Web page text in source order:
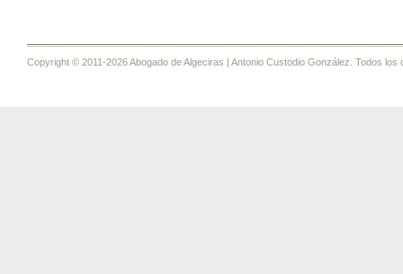
Copyright © 2011-2026 Abogado de Algeciras | Antonio Custodio González. Todos